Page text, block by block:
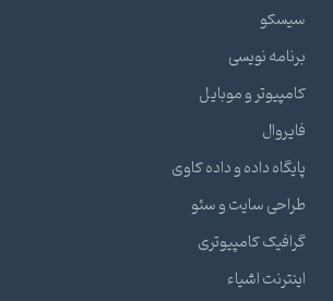
سیسکو
برنامه نویسی
کامپیوتر و موبایل
فایروال
پایگاه داده و داده کاوی
طراحی سایت و سئو
گرافیک کامپیوتری
اینترنت اشیاء